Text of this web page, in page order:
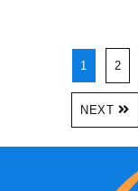
1 2
NEXT